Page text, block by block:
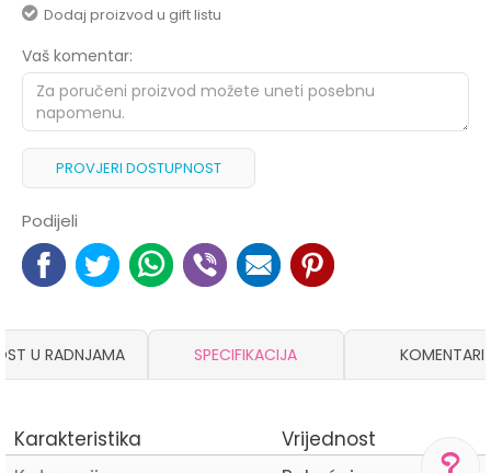
Dodaj proizvod u gift listu
Vaš komentar:
PROVJERI DOSTUPNOST
Podijeli
U RADNJAMA SPECIFIKACIJA KOMENTARI
Karakteristika
Vrijednost